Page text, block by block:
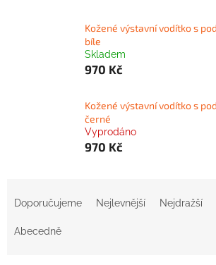
Kožené výstavní vodítko s
bíle
Skladem
970 Kč
Kožené výstavní vodítko s
černé
Vyprodáno
970 Kč
Doporučujeme Nejlevnější Nejdražší
Abecedně